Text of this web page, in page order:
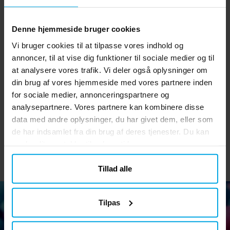
Denne hjemmeside bruger cookies
Vi bruger cookies til at tilpasse vores indhold og
annoncer, til at vise dig funktioner til sociale medier og til
at analysere vores trafik. Vi deler også oplysninger om
din brug af vores hjemmeside med vores partnere inden
for sociale medier, annonceringspartnere og
analysepartnere. Vores partnere kan kombinere disse
data med andre oplysninger, du har givet dem, eller som
de har indsamlet fra din brug af deres tjenester. Du kan
Tillad alle
Tilpas
Wednesday - Hængende
Swirl Dekorationer
Pris:35 kr.
35 kr.
KØB
Boneshine Fever -
Hængende dekoration
Pris :99 kr.
99 kr.
KØB